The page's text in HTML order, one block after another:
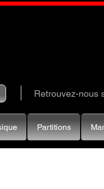
Retrouvez-nous
Partitions